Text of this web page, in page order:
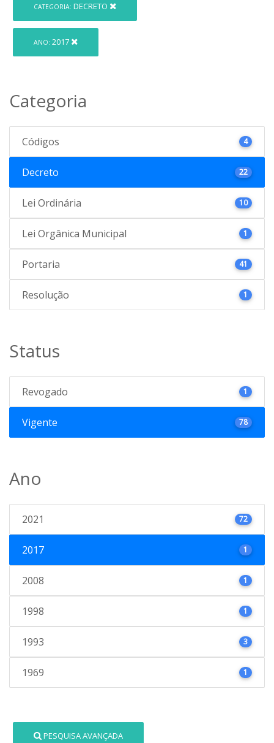
CATEGORIA: DECRETO
ANO: 2017
Categoria
Códigos 4
Decreto 22
Lei Ordinária 10
Lei Orgânica Municipal 1
Portaria 41
Resolução 1
Status
Revogado 1
Vigente 78
Ano
2021 72
2017 1
2008 1
1998 1
1993 3
1969 1
PESQUISA AVANÇADA